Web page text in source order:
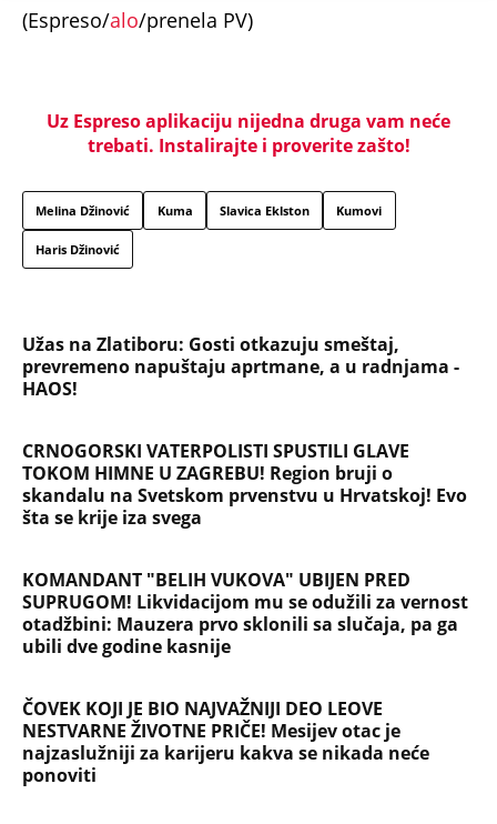
(Espreso/alo/prenela PV)
Uz Espreso aplikaciju nijedna druga vam neće
trebati. Instalirajte i proverite zašto!
Melina Džinović Kuma Slavica Eklston Kumovi
Haris Džinović
Užas na Zlatiboru: Gosti otkazuju smeštaj,
prevremeno napuštaju aprtmane, a u radnjama -
HAOS!
CRNOGORSKI VATERPOLISTI SPUSTILI GLAVE
TOKOM HIMNE U ZAGREBU! Region bruji o
skandalu na Svetskom prvenstvu u Hrvatskoj! Evo
šta se krije iza svega
KOMANDANT "BELIH VUKOVA" UBIJEN PRED
SUPRUGOM! Likvidacijom mu se odužili za vernost
otadžbini: Mauzera prvo sklonili sa slučaja, pa ga
ubili dve godine kasnije
ČOVEK KOJI JE BIO NAJVAŽNIJI DEO LEOVE
NESTVARNE ŽIVOTNE PRIČE! Mesijev otac je
najzaslužniji za karijeru kakva se nikada neće
ponoviti